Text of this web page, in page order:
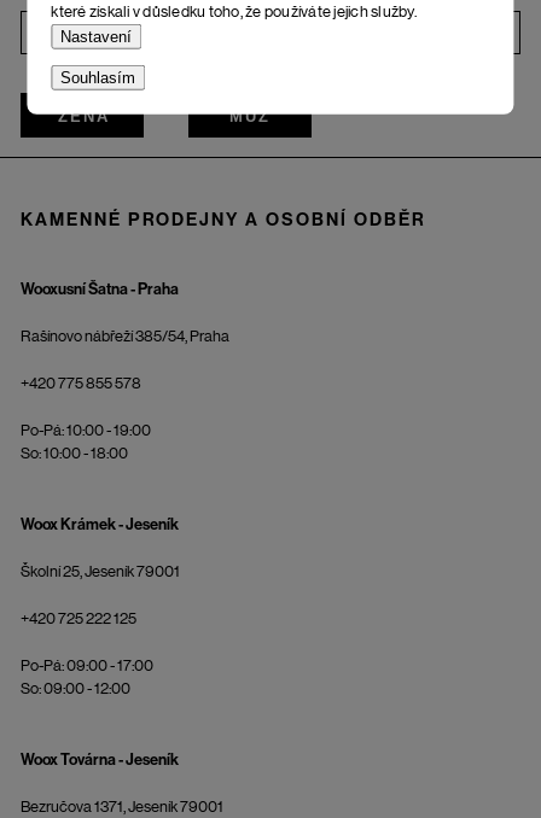
které získali v důsledku toho, že používáte jejich služby.
Nastavení
Souhlasím
ŽENA MUŽ
KAMENNÉ PRODEJNY A OSOBNÍ ODBĚR
Wooxusní Šatna - Praha
Rašínovo nábřeží 385/54, Praha
+420 775 855 578
Po-Pá: 10:00 - 19:00
So: 10:00 - 18:00
Woox Krámek - Jeseník
Školní 25, Jeseník 79001
+420 725 222 125
Po-Pá: 09:00 - 17:00
So: 09:00 - 12:00
Woox Továrna - Jeseník
Bezručova 1371, Jeseník 79001